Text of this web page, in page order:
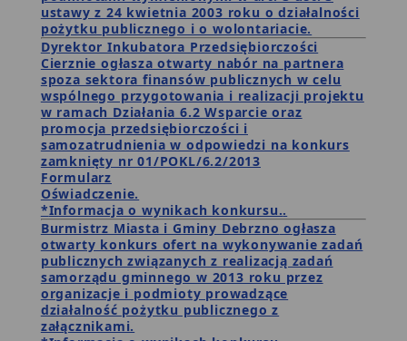
ustawy z 24 kwietnia 2003 roku o działalności
pożytku publicznego i o wolontariacie.
Dyrektor Inkubatora Przedsiębiorczości
Cierznie ogłasza otwarty nabór na partnera
spoza sektora finansów publicznych w celu
wspólnego przygotowania i realizacji projektu
w ramach Działania 6.2 Wsparcie oraz
promocja przedsiębiorczości i
samozatrudnienia w odpowiedzi na konkurs
zamknięty nr 01/POKL/6.2/2013
Formularz
Oświadczenie.
*Informacja o wynikach konkursu..
Burmistrz Miasta i Gminy Debrzno ogłasza
otwarty konkurs ofert na wykonywanie zadań
publicznych związanych z realizacją zadań
samorządu gminnego w 2013 roku przez
organizacje i podmioty prowadzące
działalność pożytku publicznego z
załącznikami.